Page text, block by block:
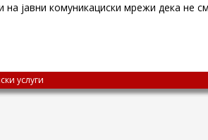
јавни комуникациски мрежи дека не
услуги